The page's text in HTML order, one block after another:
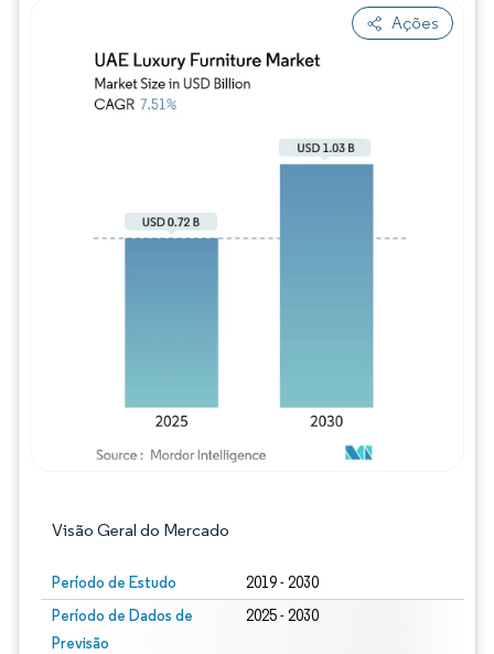
Ações
Visão Geral do Mercado
Período de Estudo 2019 - 2030
Período de Dados de
Previsão
2025 - 2030